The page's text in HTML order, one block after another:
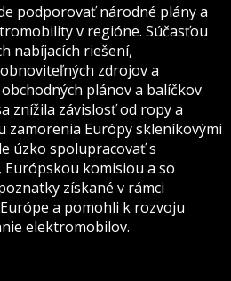
podporovať národné plány a
v regióne. Súčasťou
nabíjacích riešení,
zdrojov a
plánov a balíčkov
znížila závislosť od ropy a
zamorenia Európy skleníkovými
úzko spolupracovať s
komisiou a so
získané v rámci
a pomohli k rozvoju
elektromobilov.